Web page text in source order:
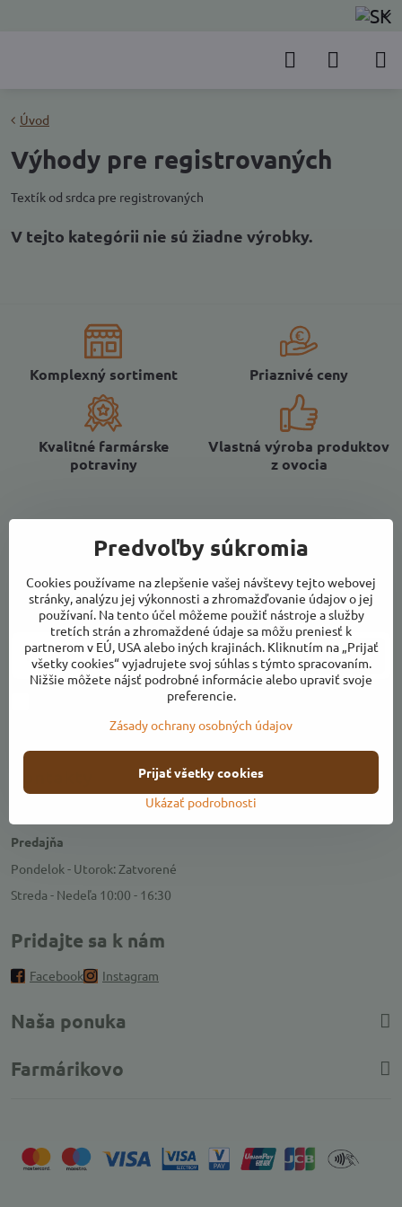
Úvod
Výhody pre registrovaných
Textík od srdca pre registrovaných
Komplexný sortiment Priaznivé ceny
Kvalitné farmárske
potraviny
Vlastná výroba produktov
z ovocia
Newsletter
Odoberať naše novinky:
Odoberať
Chcem sa prihlásiť k odberu noviniek e-mailom
Otváracie hodiny
Predajňa
Pondelok - Utorok: Zatvorené
Streda - Nedeľa 10:00 - 16:30
Pridajte sa k nám
Facebook Instagram
Naša ponuka
Farmárikovo
Predvoľby súkromia
Cookies používame na zlepšenie vašej návštevy tejto webovej
stránky, analýzu jej výkonnosti a zhromažďovanie údajov o jej
používaní. Na tento účel môžeme použiť nástroje a služby
tretích strán a zhromaždené údaje sa môžu preniesť k
partnerom v EÚ, USA alebo iných krajinách. Kliknutím na „Prijať
všetky cookies“ vyjadrujete svoj súhlas s týmto spracovaním.
Nižšie môžete nájsť podrobné informácie alebo upraviť svoje
preferencie.
Zásady ochrany osobných údajov
Ukázať podrobnosti
Prijať všetky cookies